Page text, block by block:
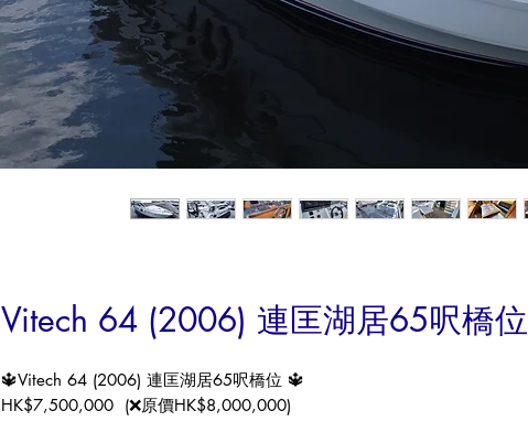
Vitech 64 (2006) 連匡湖居65呎橋位
🔱Vitech 64 (2006) 連匡湖居65呎橋位 🔱
HK$7,500,000 (❌原價HK$8,000,000)